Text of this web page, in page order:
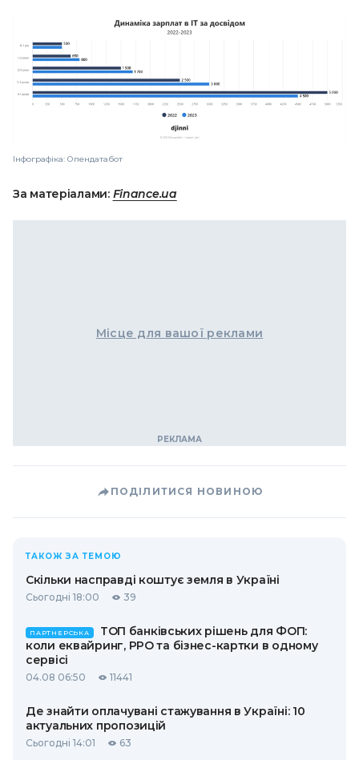
Інфографіка: Опендатабот
За матеріалами: Finance.ua
Місце для вашої реклами
ПОДІЛИТИСЯ НОВИНОЮ
ТАКОЖ ЗА ТЕМОЮ
Скільки насправді коштує земля в Україні
Сьогодні 18:00 39
ПАРТНЕРСЬКА
ТОП банківських рішень для ФОП:
коли еквайринг, РРО та бізнес-картки в одному
сервісі
04.08 06:50 11441
Де знайти оплачувані стажування в Україні: 10
актуальних пропозицій
Сьогодні 14:01 63